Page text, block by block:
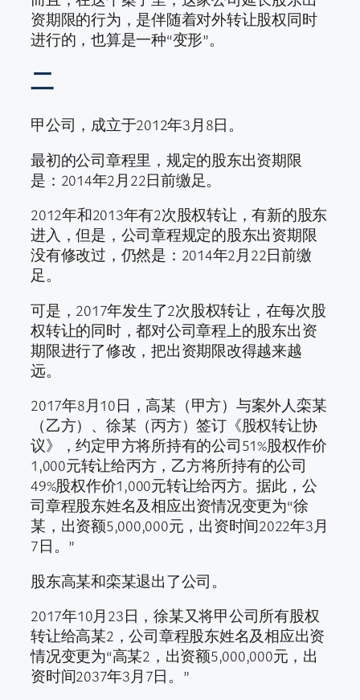
资期限的行为，是伴随着对外转让股权同时
进行的，也算是一种“变形”。
二
甲公司，成立于2012年3月8日。
最初的公司章程里，规定的股东出资期限
是：2014年2月22日前缴足。
2012年和2013年有2次股权转让，有新的股东
进入，但是，公司章程规定的股东出资期限
没有修改过，仍然是：2014年2月22日前缴
足。
可是，2017年发生了2次股权转让，在每次股
权转让的同时，都对公司章程上的股东出资
期限进行了修改，把出资期限改得越来越
远。
2017年8月10日，高某（甲方）与案外人栾某
（乙方）、徐某（丙方）签订《股权转让协
议》，约定甲方将所持有的公司51%股权作价
1,000元转让给丙方，乙方将所持有的公司
49%股权作价1,000元转让给丙方。据此，公
司章程股东姓名及相应出资情况变更为“徐
某，出资额5,000,000元，出资时间2022年3月
7日。”
股东高某和栾某退出了公司。
2017年10月23日，徐某又将甲公司所有股权
转让给高某2，公司章程股东姓名及相应出资
情况变更为“高某2，出资额5,000,000元，出
资时间2037年3月7日。”